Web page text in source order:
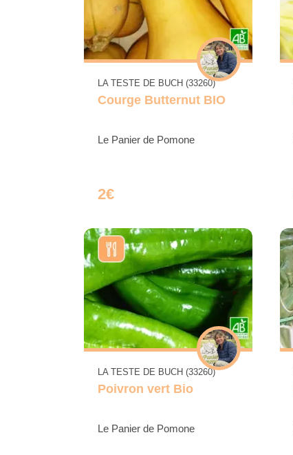
LA TESTE DE BUCH (33260)
Courge Butternut BIO
Le Panier de Pomone
2€
LA TESTE DE BUCH (33260)
Poivron vert Bio
Le Panier de Pomone